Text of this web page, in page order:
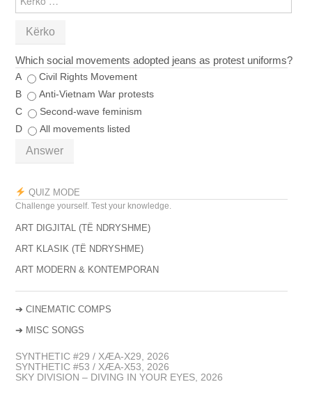
PËR:
Which social movements adopted jeans as protest uniforms?
A
Civil Rights Movement
B
Anti-Vietnam War protests
C
Second-wave feminism
D
All movements listed
Answer
QUIZ MODE
Challenge yourself. Test your knowledge.
ART DIGJITAL (TË NDRYSHME)
ART KLASIK (TË NDRYSHME)
ART MODERN & KONTEMPORAN
➔CINEMATIC COMPS
➔ MISC SONGS
SYNTHETIC #29 / XÆA-X29, 2026
SYNTHETIC #53 / XÆA-X53, 2026
SKY DIVISION – DIVING IN YOUR EYES, 2026